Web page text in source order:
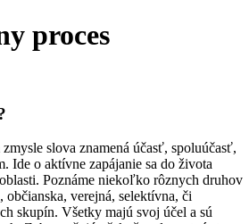
proces
slova znamená účasť, spoluúčasť,
Ide o aktívne zapájanie sa do života
Poznáme niekoľko rôznych druhov
verejná, selektívna, či
skupín. Všetky majú svoj účel a sú